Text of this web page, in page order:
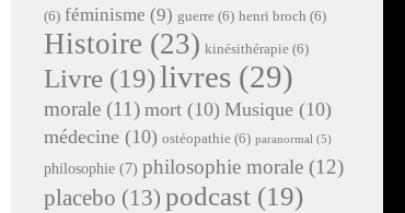
(6) féminisme (9) guerre (6) henri broch (6)
Histoire (23) kinésithérapie (6)
Livre (19)livres (29)
morale (11) mort (10) Musique (10)
médecine (10) ostéopathie (6) paranormal (5)
philosophie (7) philosophie morale (12)
placebo (13) podcast (19)